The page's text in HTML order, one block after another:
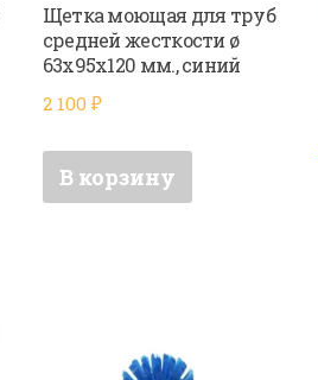
Щетка моющая для труб
средней жесткости ø
63х95х120 мм., синий
2 100 ₽
В корзину